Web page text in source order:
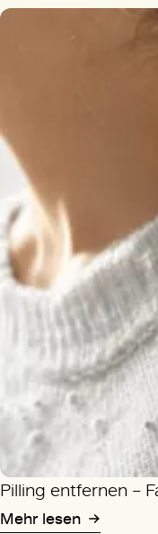
Pilling entfernen –
Mehr lesen